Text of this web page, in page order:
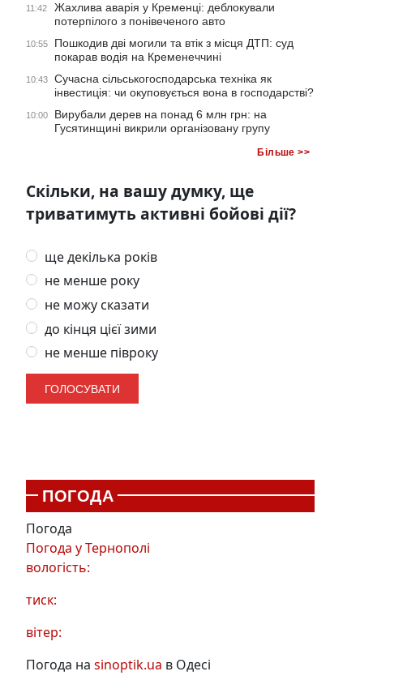
11:42
Жахлива аварія у Кременці: деблокували
потерпілого з понівеченого авто
10:55
Пошкодив дві могили та втік з місця ДТП: суд
покарав водія на Кременеччині
10:43
Сучасна сільськогосподарська техніка як
інвестиція: чи окуповується вона в господарстві?
10:00
Вирубали дерев на понад 6 млн грн: на
Гусятинщині викрили організовану групу
Більше >>
Скільки, на вашу думку, ще
триватимуть активні бойові дії?
ще декілька років
не менше року
не можу сказати
до кінця цієї зими
не менше півроку
ПОГОДА
Погода
Погода уТернополі
вологість:
тиск:
вітер:
Погода на sinoptik.ua в Одесі